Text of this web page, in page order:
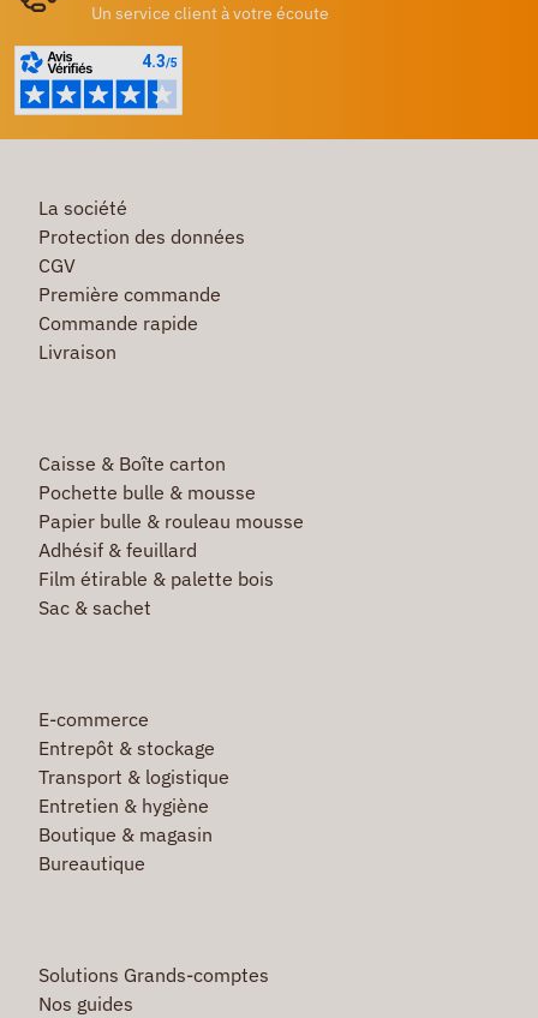
Un service client à votre écoute
La société
Protection des données
CGV
Première commande
Commande rapide
Livraison
Caisse & Boîte carton
Pochette bulle & mousse
Papier bulle & rouleau mousse
Adhésif & feuillard
Film étirable & palette bois
Sac & sachet
E-commerce
Entrepôt & stockage
Transport & logistique
Entretien & hygiène
Boutique & magasin
Bureautique
Solutions Grands-comptes
Nos guides